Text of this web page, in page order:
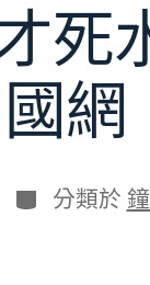
死
網
分
類
分類於